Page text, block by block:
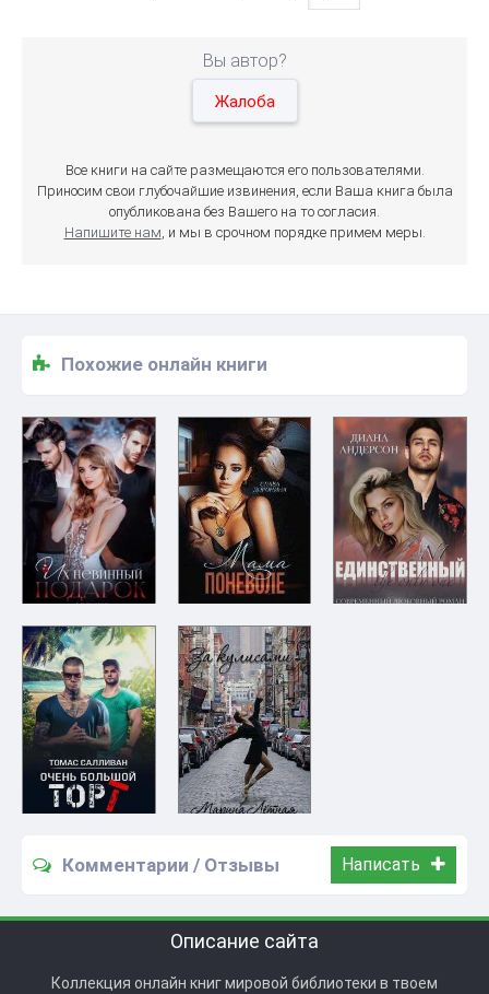
Вы автор?
Жалоба
Все книги на сайте размещаются его пользователями.
Приносим свои глубочайшие извинения, если Ваша книга была
опубликована без Вашего на то согласия.
Напишите нам , и мы в срочном порядке примем меры.
Похожие онлайн книги
Комментарии / Отзывы Написать
Описание сайта
Коллекция онлайн книг мировой библиотеки в твоем